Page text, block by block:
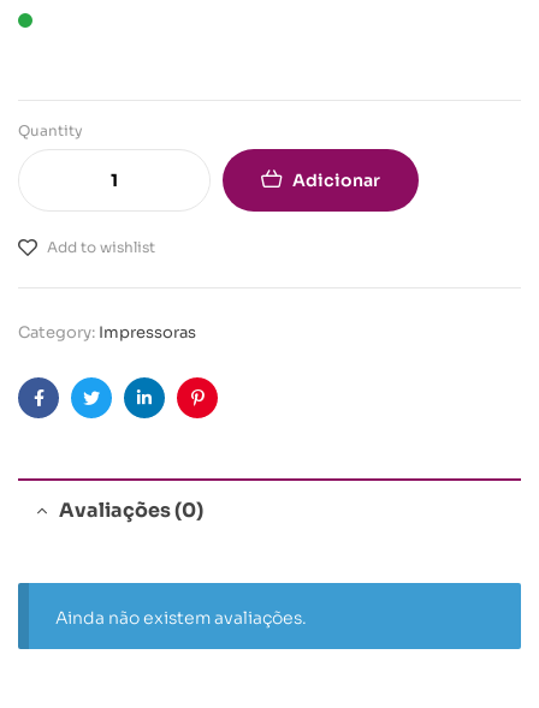
Quantity
Adicionar
Add to wishlist
Category: Impressoras
FacebookTwitterLinkedinPinterest
Avaliações (0)
Ainda não existem avaliações.